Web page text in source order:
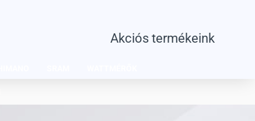
Akciós termékeink